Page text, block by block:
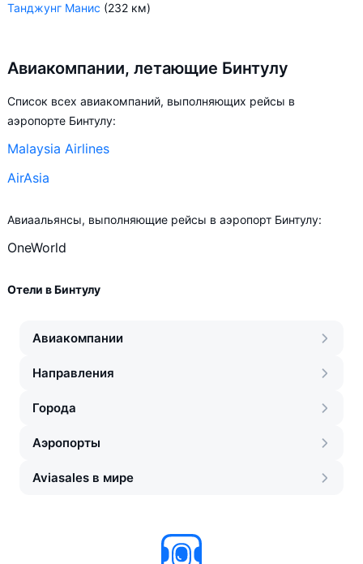
Танджунг Манис (232 км)
Авиакомпании, летающие Бинтулу
Список всех авиакомпаний, выполняющих рейсы в
аэропорте Бинтулу:
Malaysia Airlines
AirAsia
Авиаальянсы, выполняющие рейсы в аэропорт Бинтулу:
OneWorld
Отели в Бинтулу
Авиакомпании
Направления
Города
Аэропорты
Aviasales в мире